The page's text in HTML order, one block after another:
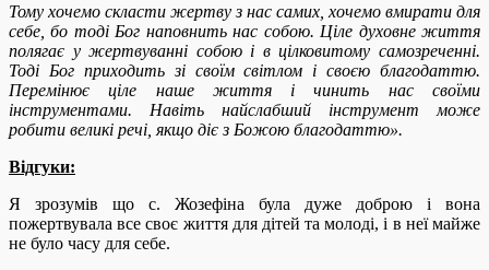
Тому хочемо скласти жертву з нас самих, хочемо вмирати для
себе, бо тоді Бог наповнить нас собою. Ціле духовне життя
полягає у жертвуванні собою і в цілковитому самозреченні.
Тоді Бог приходить зі своїм світлом і своєю благодаттю.
Перемінює ціле наше життя і чинить нас своїми
інструментами. Навіть найслабший інструмент може
робити великі речі, якщо діє з Божою благодаттю».
Відгуки:
Я зрозумів що с. Жозефіна була дуже доброю і вона
пожертвувала все своє життя для дітей та молоді, і в неї майже
не було часу для себе.